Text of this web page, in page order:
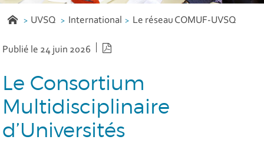
UVSQ International Le réseau COMUF-UVSQ
Publié le 24 juin 2026
Le Consortium
Multidisciplinaire
d’Universités